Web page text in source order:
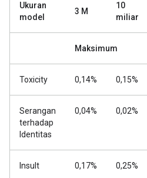
Ukuran
model
3 M
10
miliar
Maksimum
Toxicity 0,14% 0,15%
Serangan
terhadap
Identitas
0,04% 0,02%
Insult 0,17% 0,25%